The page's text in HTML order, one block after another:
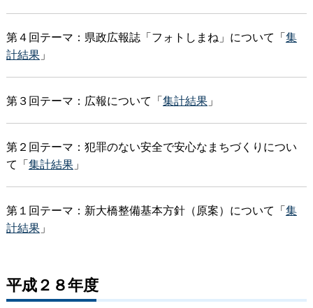
第４回テーマ：県政広報誌「フォトしまね」について「集
計結果」
第３回テーマ：広報について「集計結果」
第２回テーマ：犯罪のない安全で安心なまちづくりについ
て「集計結果」
第１回テーマ：新大橋整備基本方針（原案）について「集
計結果」
平成２８年度